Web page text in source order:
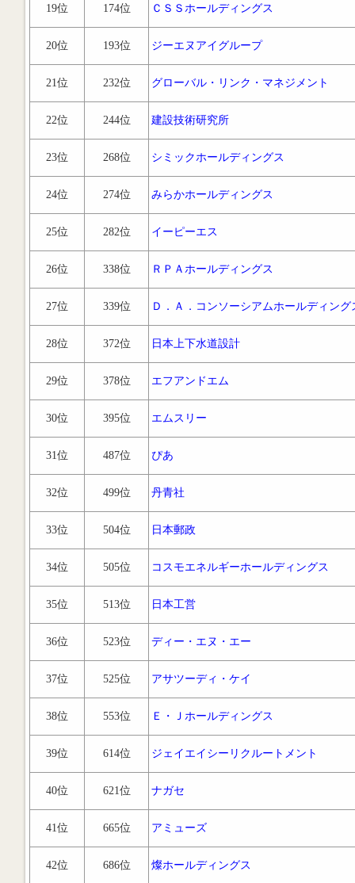
19位 174位 ＣＳＳホールディングス
20位 193位 ジーエヌアイグループ
21位 232位 グローバル・リンク・マネジメント
22位 244位 建設技術研究所
23位 268位 シミックホールディングス
24位 274位 みらかホールディングス
25位 282位 イーピーエス
26位 338位 ＲＰＡホールディングス
27位 339位 Ｄ．Ａ．コンソーシアムホールディング
28位 372位 日本上下水道設計
29位 378位 エフアンドエム
30位 395位 エムスリー
31位 487位 ぴあ
32位 499位 丹青社
33位 504位 日本郵政
34位 505位 コスモエネルギーホールディングス
35位 513位 日本工営
36位 523位 ディー・エヌ・エー
37位 525位 アサツーディ・ケイ
38位 553位 Ｅ・Ｊホールディングス
39位 614位 ジェイエイシーリクルートメント
40位 621位 ナガセ
41位 665位 アミューズ
42位 686位 燦ホールディングス